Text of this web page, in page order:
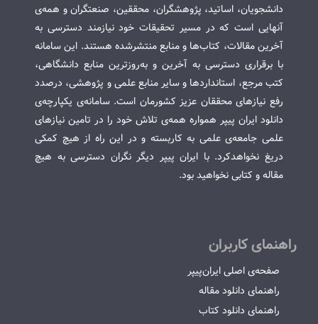
دانشجویان، اساتید، پژوهشگران، محققین، صنعتگران و همه‌ی
آنهایی است که در مسیر تحقیقات خود نیازمند دسترسی به
آخرین مقالات، کتاب‌ها و منابع منتشرشده هستند. این سامانه
با برقراری دسترسی به آخرین و به‌روزترین منابع دانشگاهی،
کتب مرجع، استانداردها و سایر منابع علمی و پژوهشی، درصدد
رفع نیازهای محققان عزیز کشورمان است. سامانه‌ی یکپارچه‌ی
دانلود ایران پیپر همواره همه‌ی تلاش خود را در تامین نیازهای
علمی جامعه‌ی علمی به کاربسته و در این راه از هیچ کمکی
دریغ نخواهدکرد. با ایران پیپر دیگر نگران دسترسی به هیچ
مقاله و کتابی نخواهید بود.
راهنمای کاربران
صفحه‌ی اصلی ایران‌پیپر
راهنمای دانلود مقاله
راهنمای دانلود کتاب